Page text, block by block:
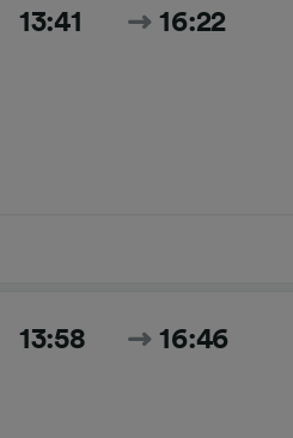
13:41 16:22
13:58 16:46